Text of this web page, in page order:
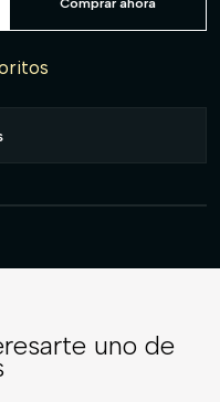
Comprar ahora
uno de